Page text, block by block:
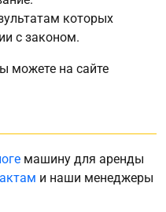
которых
с законом.
можете на сайте
машину для аренды
и наши менеджеры